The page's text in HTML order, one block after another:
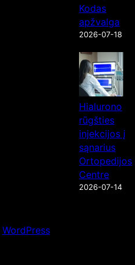
Kodas
apžvalga
2026-07-18
Hialurono
rūgšties
injekcijos į
sąnarius
Ortopedijos
Centre
2026-07-14
WordPress